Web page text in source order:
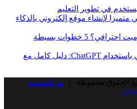
في تطوير التعليم
لإنشاء موقع إلكتروني بالذكاء
كيف تكتب أول برومبت احترافي؟ 5 خطوات بسيطة
شرح الكود البرمجي باستخدام ChatGPT: دليل كامل مع
تم التصميم